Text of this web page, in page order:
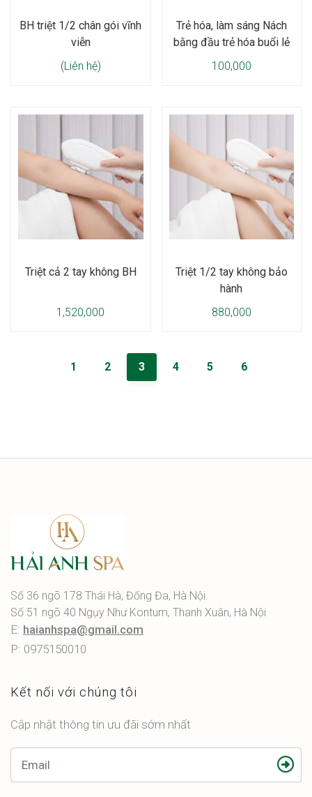
BH triệt 1/2 chân gói vĩnh
viễn
(Liên hệ)
Trẻ hóa, làm sáng Nách
bằng đầu trẻ hóa buổi lẻ
100,000
Triệt cả 2 tay không BH
1,520,000
Triệt 1/2 tay không bảo
hành
880,000
1 2 3 4 5 6
Số 36 ngõ 178 Thái Hà, Đống Đa, Hà Nội
Số 51 ngõ 40 Ngụy Như Kontum, Thanh Xuân, Hà Nội
E: haianhspa@gmail.com
P: 0975150010
Kết nối với chúng tôi
Cập nhật thông tin ưu đãi sớm nhất